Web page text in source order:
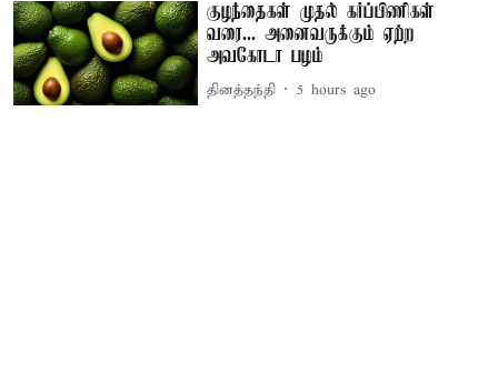
குழந்தைகள் முதல் கர்ப்பிணிகள்
வரை... அனைவருக்கும் ஏற்ற
அவகோடா பழம்
தினத்தந்தி 5 hours ago